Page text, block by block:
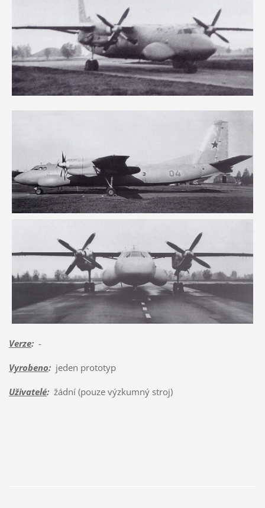
Verze:-
Vyrobeno:jeden prototyp
Uživatelé:žádní (pouze výzkumný stroj)